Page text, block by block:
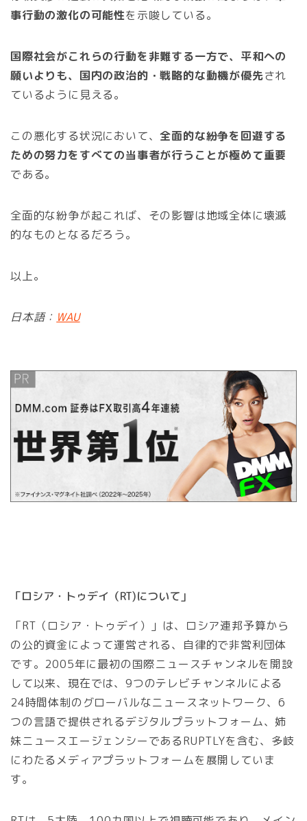
事行動の激化の可能性を示唆している。
国際社会がこれらの行動を非難する一方で、平和への
願いよりも、国内の政治的・戦略的な動機が優先され
ているように見える。
この悪化する状況において、全面的な紛争を回避する
ための努力をすべての当事者が行うことが極めて重要
である。
全面的な紛争が起これば、その影響は地域全体に壊滅
的なものとなるだろう。
以上。
日本語： WAU
「ロシア・トゥデイ（RT)について」
「RT（ロシア・トゥデイ）」は、ロシア連邦予算から
の公的資金によって運営される、自律的で非営利団体
です。2005年に最初の国際ニュースチャンネルを開設
して以来、現在では、9つのテレビチャンネルによる
24時間体制のグローバルなニュースネットワーク、6
つの言語で提供されるデジタルプラットフォーム、姉
妹ニュースエージェンシーであるRUPTLYを含む、多岐
にわたるメディアプラットフォームを展開していま
す。